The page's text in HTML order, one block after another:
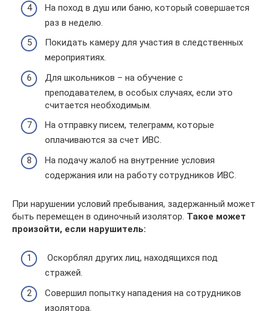
На поход в душ или баню, который совершается
раз в неделю.
Покидать камеру для участия в следственных
мероприятиях.
Для школьников – на обучение с
преподавателем, в особых случаях, если это
считается необходимым.
На отправку писем, телеграмм, которые
оплачиваются за счет ИВС.
На подачу жалоб на внутренние условия
содержания или на работу сотрудников ИВС.
При нарушении условий пребывания, задержанный может
быть перемещен в одиночный изолятор. Такое может
произойти, если нарушитель:
Оскорблял других лиц, находящихся под
стражей.
Совершил попытку нападения на сотрудников
изолятора.